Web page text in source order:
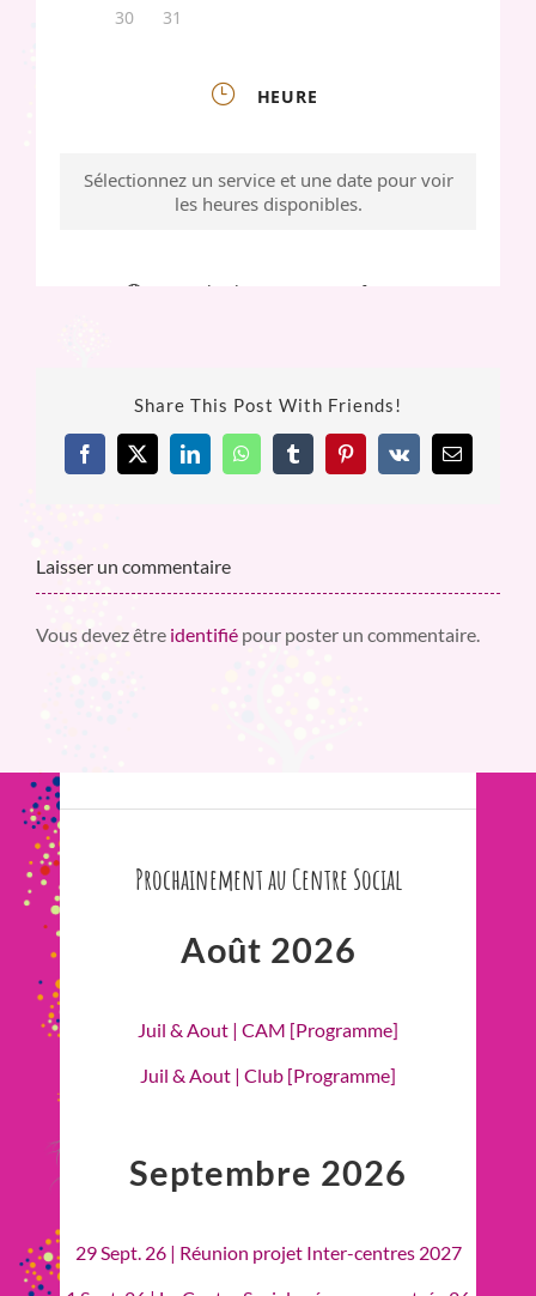
Share This Post With Friends!
Facebook
X LinkedInWhatsAppTumblrPinterest
Vk Email
Laisser un commentaire
Vous devez être identifié pour poster un commentaire.
Prochainement au Centre Social
Août 2026
Juil & Aout | CAM [Programme]
Juil & Aout | Club [Programme]
Septembre 2026
29 Sept. 26 | Réunion projet Inter-centres 2027